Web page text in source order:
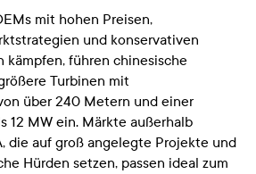
mit hohen Preisen,
und konservativen
kämpfen, führen chinesische
Turbinen mit
über 240 Metern und einer
12 MW ein. Märkte außerhalb
die auf groß angelegte Projekte und
Hürden setzen, passen ideal zum